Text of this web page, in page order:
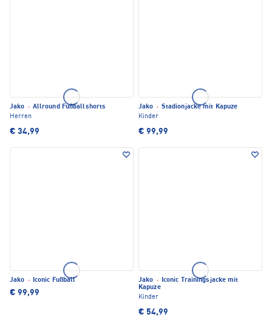
Jako · Allround Fußballshorts
Herren
€ 34,99
Jako · Stadionjacke mit Kapuze
Kinder
€ 99,99
Jako · Iconic Fußball
€ 99,99
Jako · Iconic Trainingsjacke mit
Kapuze
Kinder
€ 54,99